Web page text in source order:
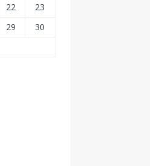
22
23
29
30